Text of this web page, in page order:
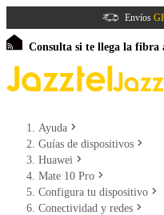
Envíos
Consulta si te llega la fibra
Ayuda
Guías de dispositivos
Huawei
Mate 10 Pro
Configura tu dispositivo
Conectividad y redes